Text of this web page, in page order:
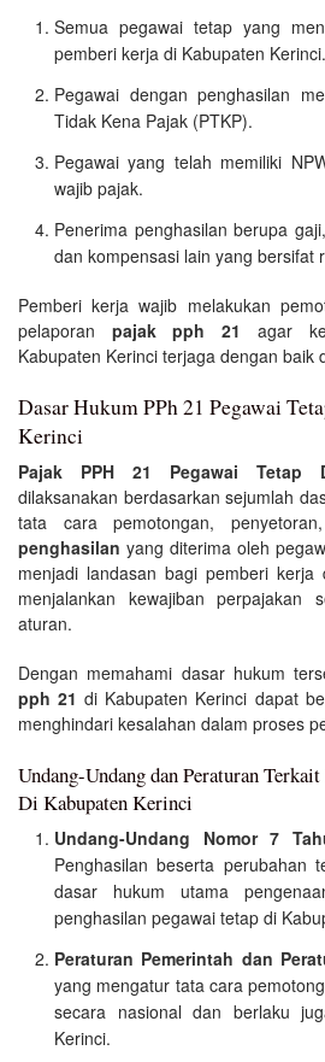
Semua pegawai tetap yang
pemberi kerja di Kabupaten Kerinci.
Pegawai dengan penghasilan
Tidak Kena Pajak (PTKP).
Pegawai yang telah memiliki
wajib pajak.
Penerima penghasilan berupa
dan kompensasi lain yang bersifat
Pemberi kerja wajib melakukan
pelaporan pajak pph 21
agar
Kabupaten Kerinci terjaga dengan baik
Dasar Hukum PPh 21 Pegawai
Kerinci
Pajak PPH 21 Pegawai Tetap
dilaksanakan berdasarkan sejumlah
tata cara pemotongan,
penghasilan yang diterima oleh
menjadi landasan bagi pemberi
menjalankan kewajiban perpajakan
aturan.
Dengan memahami dasar hukum
pph 21 di Kabupaten Kerinci dapat
menghindari kesalahan dalam proses
Undang-Undang dan Peraturan
Di Kabupaten Kerinci
Undang-Undang Nomor 7
Penghasilan beserta perubahan
dasar hukum utama
penghasilan pegawai tetap di
Peraturan Pemerintah dan
yang mengatur tata cara
secara nasional dan berlaku
Kerinci.